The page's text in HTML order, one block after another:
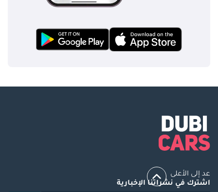
عد إلى الأعلى
اشترك في نشراتنا الإخبارية